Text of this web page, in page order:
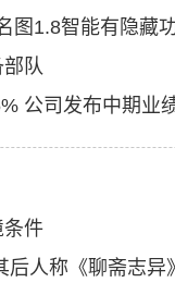
1.8智能有隐藏功
队
条件